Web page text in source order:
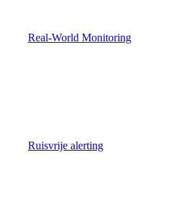
Real-World Monitoring
Ruisvrije alerting